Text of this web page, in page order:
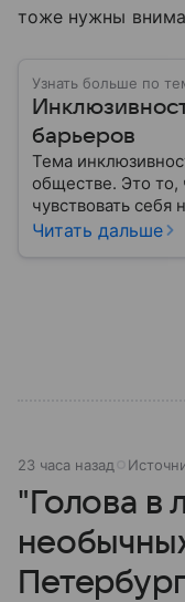
тоже нужны
Узнать больше по
барьеров
Тема
обществе. Это то,
чувствовать
Читать дальше
23 часа назад
"Голова в